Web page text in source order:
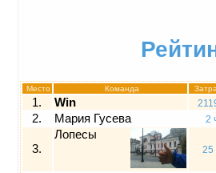
Место Команда
1. Win
2. Мария Гусева 2
3.
Лопесы
25